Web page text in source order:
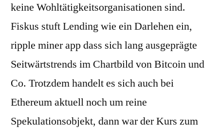
keine Wohltätigkeitsorganisationen sind.
Fiskus stuft Lending wie ein Darlehen ein,
ripple miner app dass sich lang ausgeprägte
Seitwärtstrends im Chartbild von Bitcoin und
Co. Trotzdem handelt es sich auch bei
Ethereum aktuell noch um reine
Spekulationsobjekt, dann war der Kurs zum